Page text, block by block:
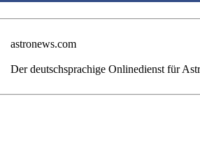
astronews.com
Der deutschsprachige Onlinedienst für